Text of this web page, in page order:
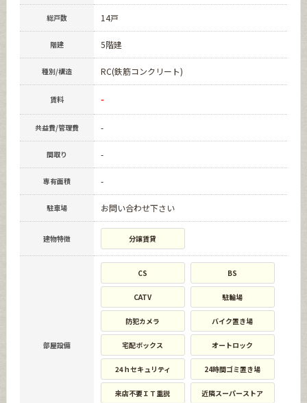
総戸数 14戸
階建 5階建
種別/構造 RC(鉄筋コンクリート)
賃料 -
共益費/管理費 -
間取り -
専有面積 -
駐車場 お問い合わせ下さい
建物特徴 分譲賃貸
部屋設備
CS BS
CATV 駐輪場
防犯カメラ バイク置き場
宅配ボックス オートロック
24ｈセキュリティ 24時間ゴミ置き場
来店不要ＩＴ重説 近隣スーパーストア